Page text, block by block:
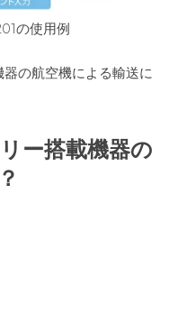
の使用例
の航空機による輸送に
ー搭載機器の